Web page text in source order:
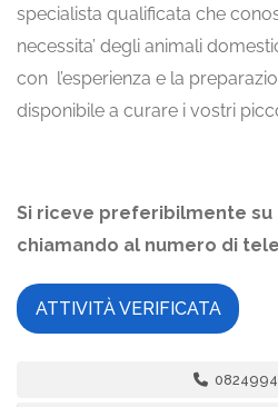
specialista qualificata che
necessita’ degli animali
con l’esperienza e la
disponibile a curare i vostri
Si riceve preferibilmente
chiamando al numero di
ATTIVITÀ VERIFICATA